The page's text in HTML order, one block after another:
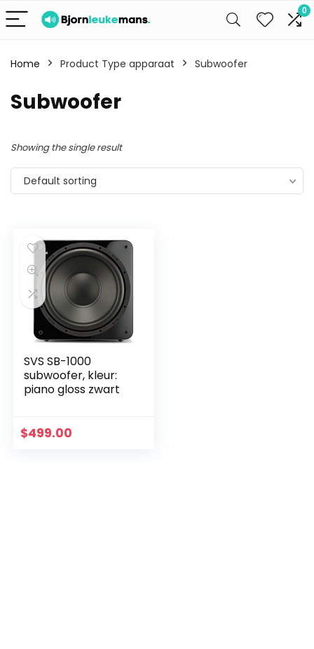
0
Home Product Type apparaat Subwoofer
Subwoofer
Showing the single result
Default sorting
SVS SB-1000
subwoofer, kleur:
piano gloss zwart
$499.00